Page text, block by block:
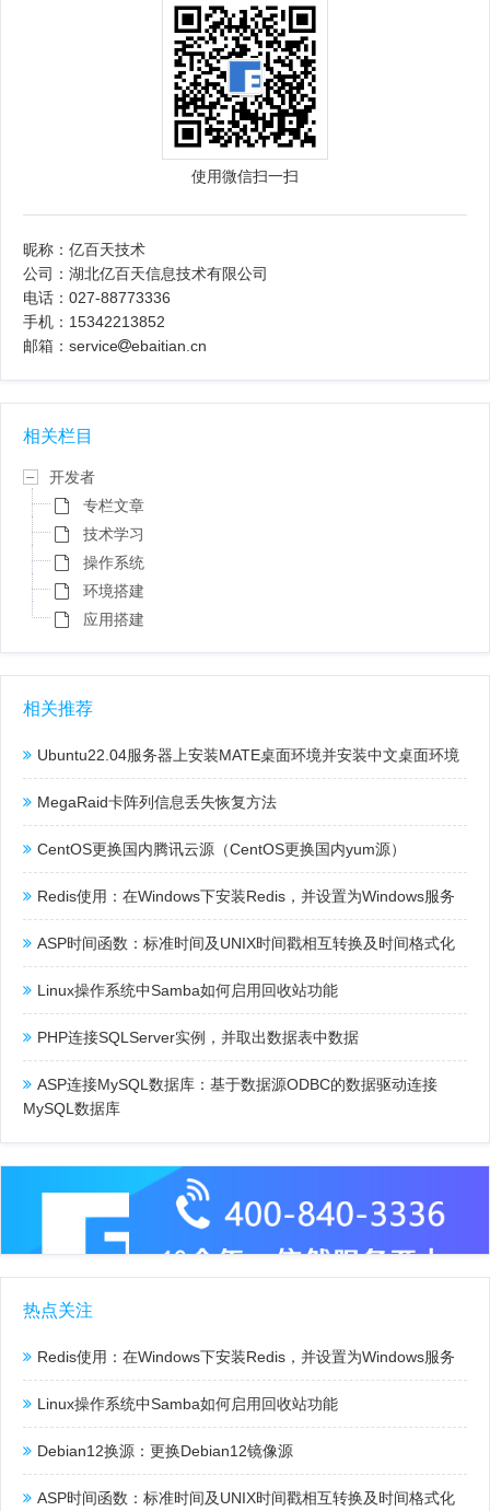
使用微信扫一扫
昵称：亿百天技术
公司：湖北亿百天信息技术有限公司
电话：027-88773336
手机：15342213852
邮箱：service
ebaitian.cn
相关栏目
开发者
专栏文章
技术学习
操作系统
环境搭建
应用搭建
相关推荐
Ubuntu22.04服务器上安装MATE桌面环境并安装中文桌面环境
MegaRaid卡阵列信息丢失恢复方法
CentOS更换国内腾讯云源（CentOS更换国内yum源）
Redis使用：在Windows下安装Redis，并设置为Windows服务
ASP时间函数：标准时间及UNIX时间戳相互转换及时间格式化
Linux操作系统中Samba如何启用回收站功能
PHP连接SQLServer实例，并取出数据表中数据
ASP连接MySQL数据库：基于数据源ODBC的数据驱动连接
MySQL数据库
热点关注
Redis使用：在Windows下安装Redis，并设置为Windows服务
Linux操作系统中Samba如何启用回收站功能
Debian12换源：更换Debian12镜像源
ASP时间函数：标准时间及UNIX时间戳相互转换及时间格式化